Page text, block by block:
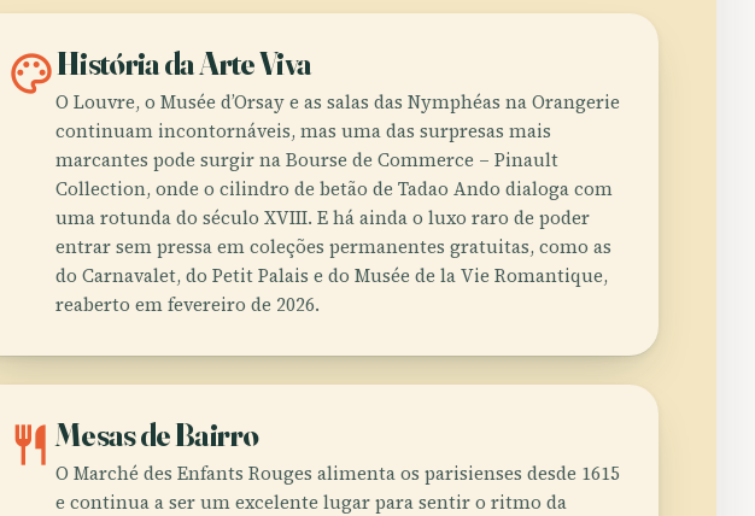
paletteHistória da Arte Viva
O Louvre, o Musée d’Orsay e as salas das Nymphéas na Orangerie
continuam incontornáveis, mas uma das surpresas mais
marcantes pode surgir na Bourse de Commerce – Pinault
Collection, onde o cilindro de betão de Tadao Ando dialoga com
uma rotunda do século XVIII. E há ainda o luxo raro de poder
entrar sem pressa em coleções permanentes gratuitas, como as
do Carnavalet, do Petit Palais e do Musée de la Vie Romantique,
reaberto em fevereiro de 2026.
restaurantMesas de Bairro
O Marché des Enfants Rouges alimenta os parisienses desde 1615
e continua a ser um excelente lugar para sentir o ritmo da